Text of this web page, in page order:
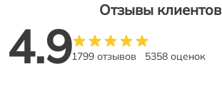
Отзывы клиентов
4.91799 отзывов 5358 оценок